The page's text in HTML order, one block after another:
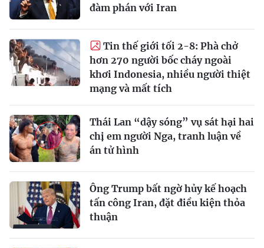
đàm phán với Iran
Tin thế giới tối 2-8: Phà chở
hơn 270 người bốc cháy ngoài
khơi Indonesia, nhiều người thiệt
mạng và mất tích
Thái Lan “dậy sóng” vụ sát hại hai
chị em người Nga, tranh luận về
án tử hình
Ông Trump bất ngờ hủy kế hoạch
tấn công Iran, đặt điều kiện thỏa
thuận